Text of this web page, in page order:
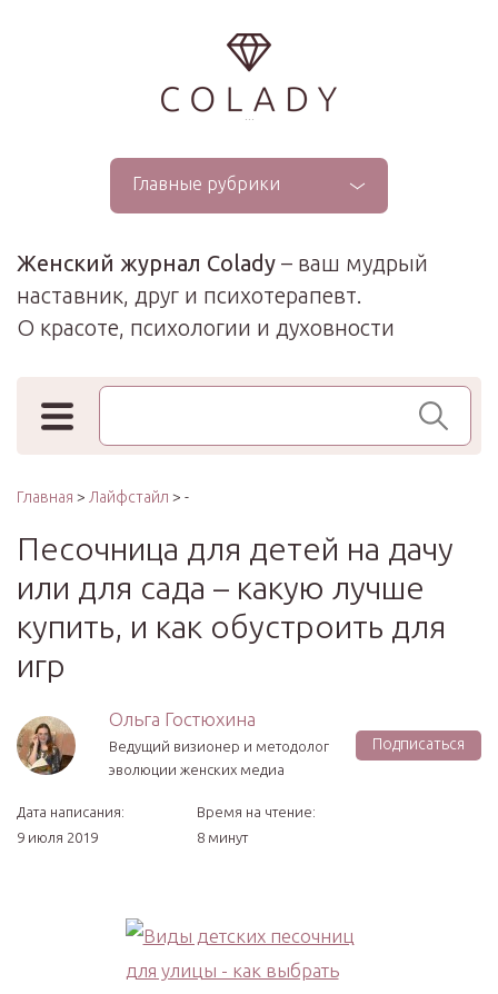
...
Главные рубрики
Женский журнал Colady – ваш мудрый
наставник, друг и психотерапевт.
О красоте, психологии и духовности
Поиск по сайту
Главная > Лайфстайл > -
Песочница для детей на дачу
или для сада – какую лучше
купить, и как обустроить для
игр
Ольга Гостюхина
Ведущий визионер и методолог
эволюции женских медиа
Подписаться
Дата написания:
9 июля 2019
Время на чтение:
8 минут